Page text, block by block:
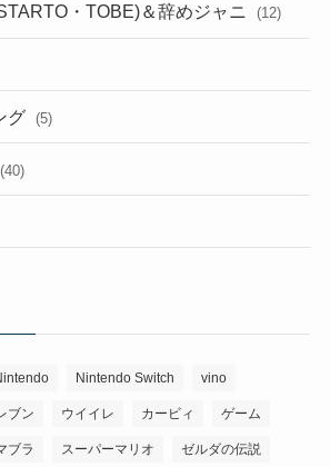
・TOBE)＆辞めジャニ (12)
グ (5)
(40)
Nintendo Switch vino
ブン ウイイレ カービィ ゲーム
ブラ スーパーマリオ ゼルダの伝説